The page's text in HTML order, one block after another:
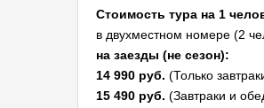
Стоимость тура на 1
в двухместном номере (2
на заезды (не сезон):
14 990 руб. (Только
15 490 руб. (Завтраки и